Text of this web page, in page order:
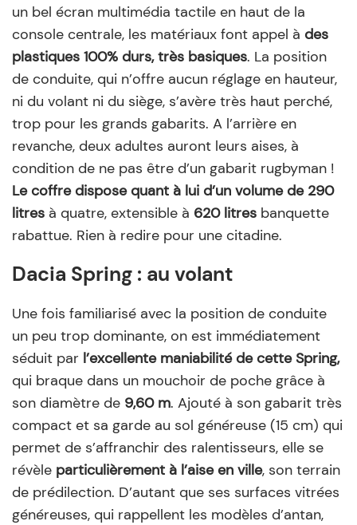
un bel écran multimédia tactile en haut de la
console centrale, les matériaux font appel à des
plastiques 100% durs, très basiques. La position
de conduite, qui n’offre aucun réglage en hauteur,
ni du volant ni du siège, s’avère très haut perché,
trop pour les grands gabarits. A l’arrière en
revanche, deux adultes auront leurs aises, à
condition de ne pas être d’un gabarit rugbyman !
Le coffre dispose quant à lui d’un volume de 290
litres à quatre, extensible à 620 litres banquette
rabattue. Rien à redire pour une citadine.
Dacia Spring : au volant
Une fois familiarisé avec la position de conduite
un peu trop dominante, on est immédiatement
séduit par l’excellente maniabilité de cette Spring,
qui braque dans un mouchoir de poche grâce à
son diamètre de 9,60 m. Ajouté à son gabarit très
compact et sa garde au sol généreuse (15 cm) qui
permet de s’affranchir des ralentisseurs, elle se
révèle particulièrement à l’aise en ville, son terrain
de prédilection. D’autant que ses surfaces vitrées
généreuses, qui rappellent les modèles d’antan,